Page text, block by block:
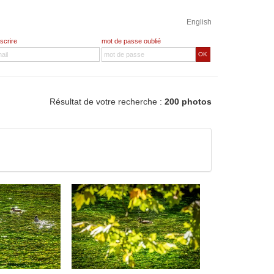
English
mot de passe oublié
OK
Résultat de votre recherche : 200 photos